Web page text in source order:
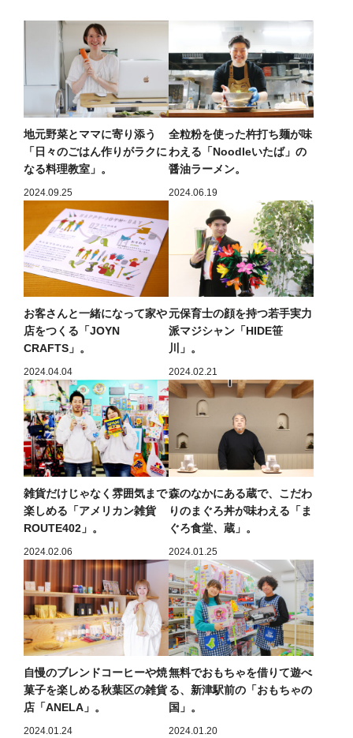
地元野菜とママに寄り添う
「日々のごはん作りがラクに
なる料理教室」。
2024.09.25
全粒粉を使った杵打ち麺が味
わえる「Noodleいたば」の
醤油ラーメン。
2024.06.19
お客さんと一緒になって家や
店をつくる「JOYN
CRAFTS」。
2024.04.04
元保育士の顔を持つ若手実力
派マジシャン「HIDE笹
川」。
2024.02.21
雑貨だけじゃなく雰囲気まで
楽しめる「アメリカン雑貨
ROUTE402」。
2024.02.06
森のなかにある蔵で、こだわ
りのまぐろ丼が味わえる「ま
ぐろ食堂、蔵」。
2024.01.25
自慢のブレンドコーヒーや焼
菓子を楽しめる秋葉区の雑貨
店「ANELA」。
2024.01.24
無料でおもちゃを借りて遊べ
る、新津駅前の「おもちゃの
国」。
2024.01.20